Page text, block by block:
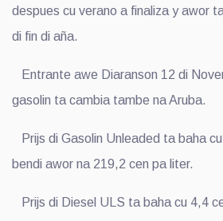
despues cu verano a finaliza y awor
di fin di aña.
Entrante awe Diaranson 12 di
gasolin ta cambia tambe na Aruba.
Prijs di Gasolin Unleaded ta baha
bendi awor na 219,2 cen pa liter.
Prijs di Diesel ULS ta baha cu 4,4